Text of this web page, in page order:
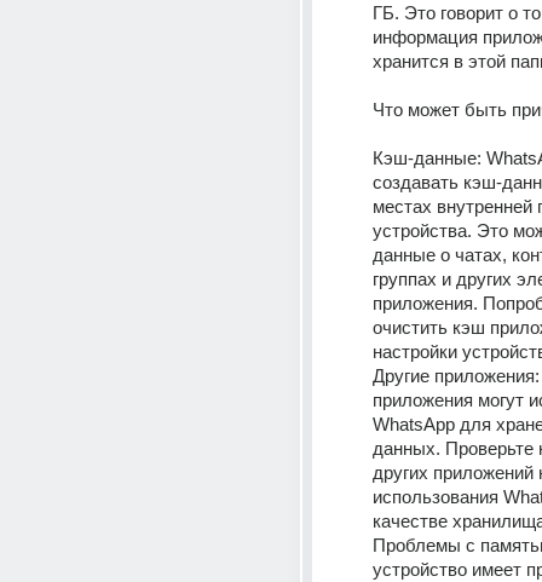
ГБ. Это говорит о
информация
хранится в этой
Что может быть
Кэш-данные:
создавать кэш-
местах внутренней
устройства. Это
данные о чатах,
группах и других
приложения.
очистить кэш
настройки
Другие
приложения могут
WhatsApp для
данных. Проверьте
других приложений
использования
качестве
Проблемы с
устройство имеет